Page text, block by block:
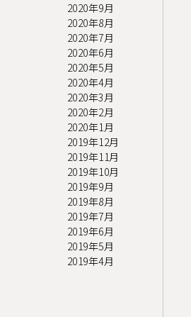
2020年9月
2020年8月
2020年7月
2020年6月
2020年5月
2020年4月
2020年3月
2020年2月
2020年1月
2019年12月
2019年11月
2019年10月
2019年9月
2019年8月
2019年7月
2019年6月
2019年5月
2019年4月